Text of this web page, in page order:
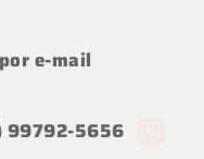
e-mail
99792-5656